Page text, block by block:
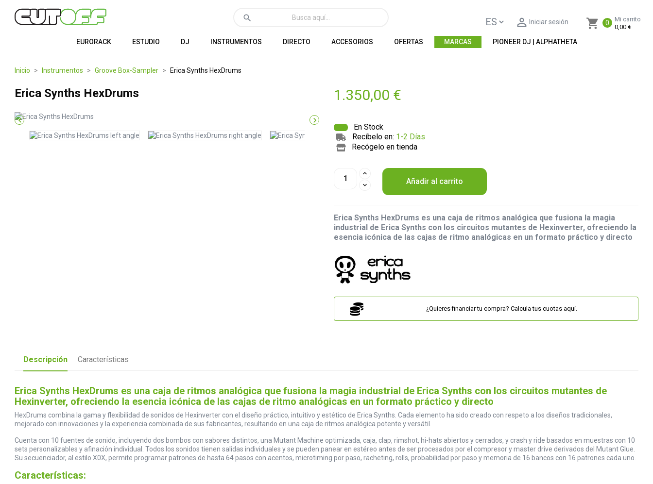
shopping_cart 0
Mi carrito
0,00 €
 Iniciar sesión
search
EURORACK ESTUDIO DJ INSTRUMENTOS DIRECTO ACCESORIOS OFERTAS MARCAS PIONEER DJ | ALPHATHETA
Inicio Instrumentos Groove Box-Sampler Erica Synths HexDrums
Erica Synths HexDrums
 
1.350,00 €
En Stock
Recíbelo en: 1-2 Días
Recógelo en tienda
Añadir al carrito
Erica Synths HexDrums es una caja de ritmos analógica que fusiona la magia
industrial de Erica Synths con los circuitos mutantes de Hexinverter, ofreciendo la
esencia icónica de las cajas de ritmo analógicas en un formato práctico y directo
¿Quieres financiar tu compra? Calcula tus cuotas aquí.
Descripción Características
Erica Synths HexDrums es una caja de ritmos analógica que fusiona la magia industrial de Erica Synths con los circuitos mutantes de
Hexinverter, ofreciendo la esencia icónica de las cajas de ritmo analógicas en un formato práctico y directo
HexDrums combina la gama y flexibilidad de sonidos de Hexinverter con el diseño práctico, intuitivo y estético de Erica Synths. Cada elemento ha sido creado con respeto a los diseños tradicionales,
mejorado con innovaciones y la experiencia combinada de sus fabricantes, resultando en una caja de ritmos analógica potente y versátil.
Cuenta con 10 fuentes de sonido, incluyendo dos bombos con sabores distintos, una Mutant Machine optimizada, caja, clap, rimshot, hi-hats abiertos y cerrados, y crash y ride basados en muestras con 10
sets personalizables y afinación individual. Todos los sonidos tienen salidas individuales y se pueden panear en estéreo antes de ser procesados por el compresor y master drive derivados del Mutant Glue.
Su secuenciador, al estilo X0X, permite programar patrones de hasta 64 pasos con acentos, microtiming por paso, racheting, rolls, probabilidad por paso y memoria de 16 bancos con 16 patrones cada uno.
Características: